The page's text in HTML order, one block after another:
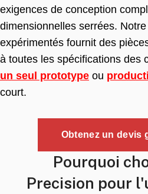
exigences de conception
dimensionnelles serrées.
expérimentés fournit des
à toutes les spécifications des
un seul prototype ou
court.
Obtenez un devis
Pourquoi
Precision pour